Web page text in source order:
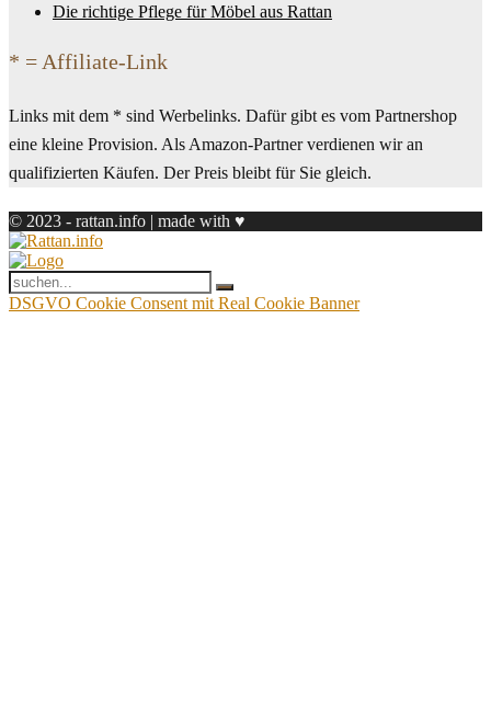
Die richtige Pflege für Möbel aus Rattan
* = Affiliate-Link
Links mit dem * sind Werbelinks. Dafür gibt es vom Partnershop
eine kleine Provision. Als Amazon-Partner verdienen wir an
qualifizierten Käufen. Der Preis bleibt für Sie gleich.
© 2023 - rattan.info | made with ♥
DSGVO Cookie Consent mit Real Cookie Banner